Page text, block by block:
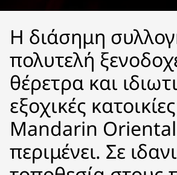
H διάσημη
πολυτελή
θέρετρα και
εξοχικές κατοικίες
Mandarin
περιμένει. Σε